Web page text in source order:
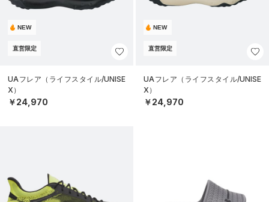
NEW
直営限定
UAフレア（ライフスタイル/UNISE
X）
￥24,970
NEW
直営限定
UAフレア（ライフスタイル/UNISE
X）
￥24,970